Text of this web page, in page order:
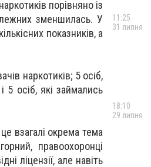
порівняно із
зменшилась. У
показників, а
наркотиків; 5 осіб,
5 осіб, які займались
взагалі окрема тема
правоохоронці
ліцензії, але навіть
11:25
31 липня
18:10
29 липня